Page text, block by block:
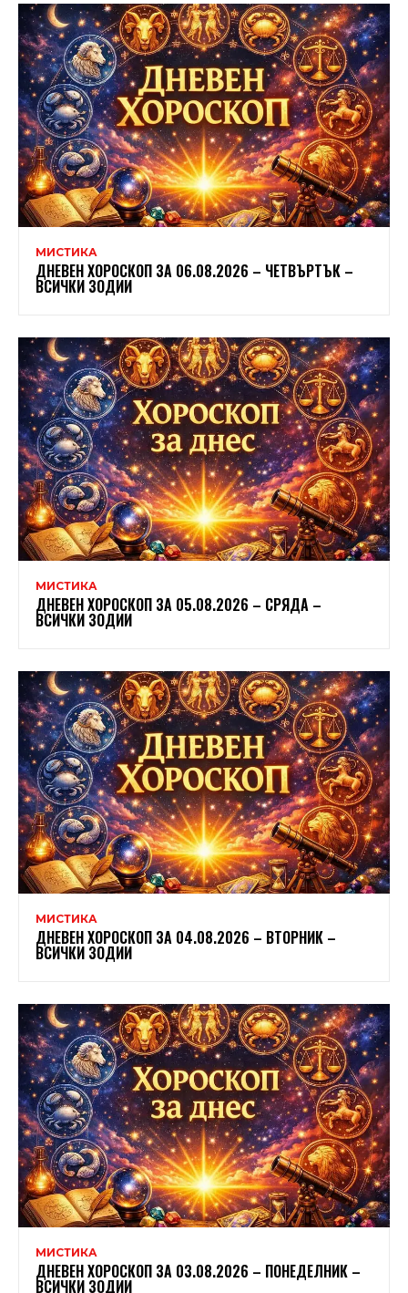
МИСТИКА
ДНЕВЕН ХОРОСКОП ЗА 06.08.2026 – ЧЕТВЪРТЪК –
ВСИЧКИ ЗОДИИ
МИСТИКА
ДНЕВЕН ХОРОСКОП ЗА 05.08.2026 – СРЯДА –
ВСИЧКИ ЗОДИИ
МИСТИКА
ДНЕВЕН ХОРОСКОП ЗА 04.08.2026 – ВТОРНИК –
ВСИЧКИ ЗОДИИ
МИСТИКА
ДНЕВЕН ХОРОСКОП ЗА 03.08.2026 – ПОНЕДЕЛНИК –
ВСИЧКИ ЗОДИИ